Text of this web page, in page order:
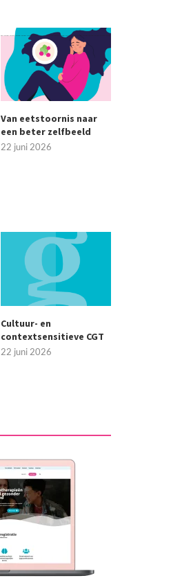
Van eetstoornis naar
een beter zelfbeeld
22 juni 2026
Cultuur- en
contextsensitieve CGT
22 juni 2026